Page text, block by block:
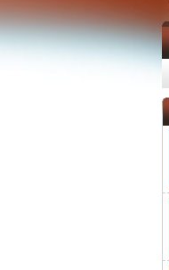
“中国民歌